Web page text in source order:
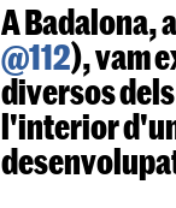
A Badalona,
@112), vam
diversos
l'interior